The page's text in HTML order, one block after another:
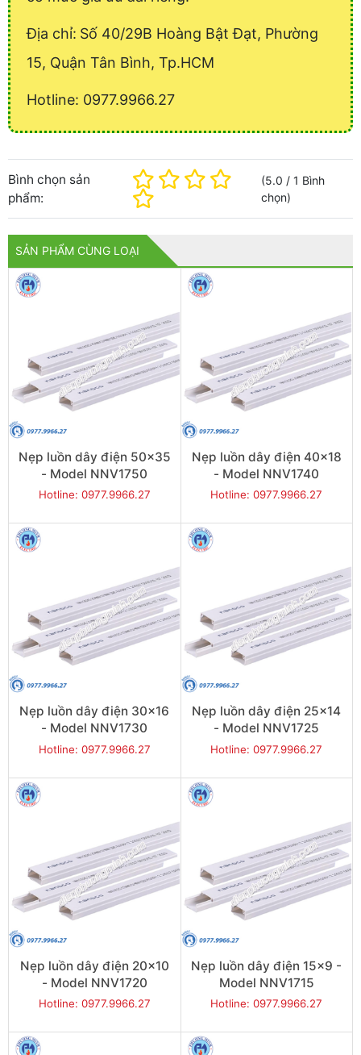
Địa chỉ: Số 40/29B Hoàng Bật Đạt, Phường
15, Quận Tân Bình, Tp.HCM
Hotline: 0977.9966.27
Bình chọn sản
phẩm:
(5.0 /1 Bình
chọn)
SẢN PHẨM CÙNG LOẠI
Nẹp luồn dây điện 50x35
- Model NNV1750
Hotline: 0977.9966.27
Nẹp luồn dây điện 40x18
- Model NNV1740
Hotline: 0977.9966.27
Nẹp luồn dây điện 30x16
- Model NNV1730
Hotline: 0977.9966.27
Nẹp luồn dây điện 25x14
- Model NNV1725
Hotline: 0977.9966.27
Nẹp luồn dây điện 20x10
- Model NNV1720
Hotline: 0977.9966.27
Nẹp luồn dây điện 15x9 -
Model NNV1715
Hotline: 0977.9966.27